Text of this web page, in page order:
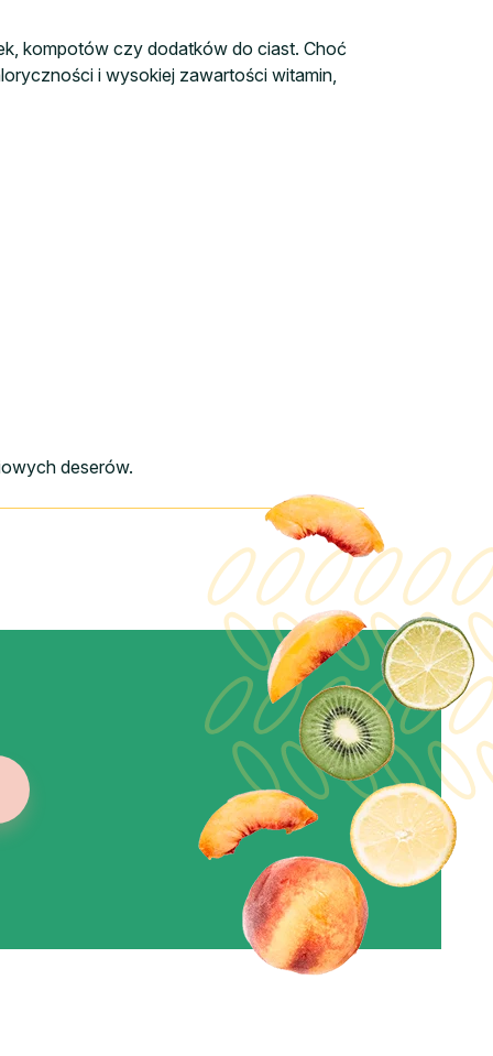
kompotów czy dodatków do ciast. Choć
i wysokiej zawartości witamin,
deserów.